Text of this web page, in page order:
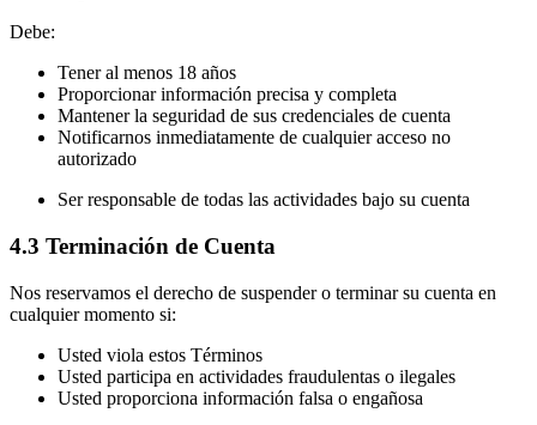
Debe:
Tener al menos 18 años
Proporcionar información precisa y completa
Mantener la seguridad de sus credenciales de cuenta
Notificarnos inmediatamente de cualquier acceso no
autorizado
Ser responsable de todas las actividades bajo su cuenta
4.3 Terminación de Cuenta
Nos reservamos el derecho de suspender o terminar su cuenta en
cualquier momento si:
Usted viola estos Términos
Usted participa en actividades fraudulentas o ilegales
Usted proporciona información falsa o engañosa